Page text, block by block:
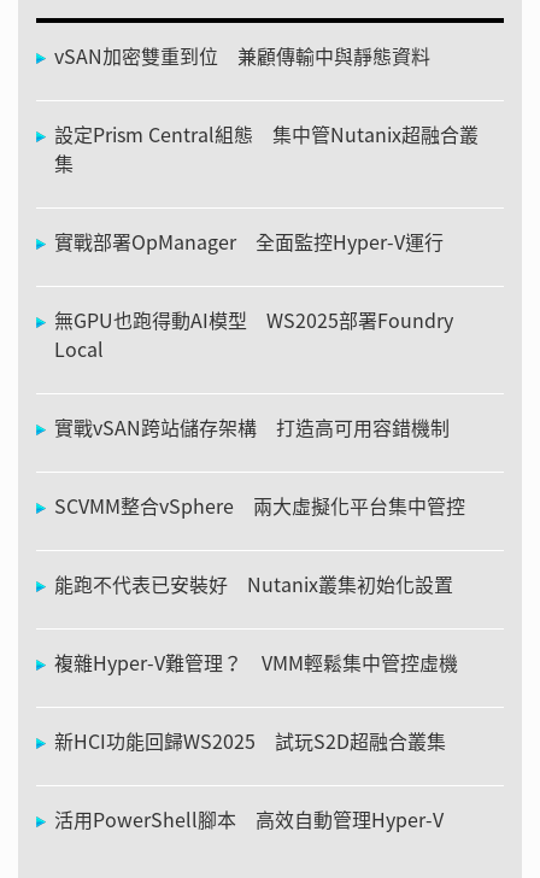
vSAN加密雙重到位 兼顧傳輸中與靜態資料
設定Prism Central組態 集中管Nutanix超融合叢
集
實戰部署OpManager 全面監控Hyper-V運行
無GPU也跑得動AI模型 WS2025部署Foundry
Local
實戰vSAN跨站儲存架構 打造高可用容錯機制
SCVMM整合vSphere 兩大虛擬化平台集中管控
能跑不代表已安裝好 Nutanix叢集初始化設置
複雜Hyper-V難管理？ VMM輕鬆集中管控虛機
新HCI功能回歸WS2025 試玩S2D超融合叢集
活用PowerShell腳本 高效自動管理Hyper-V